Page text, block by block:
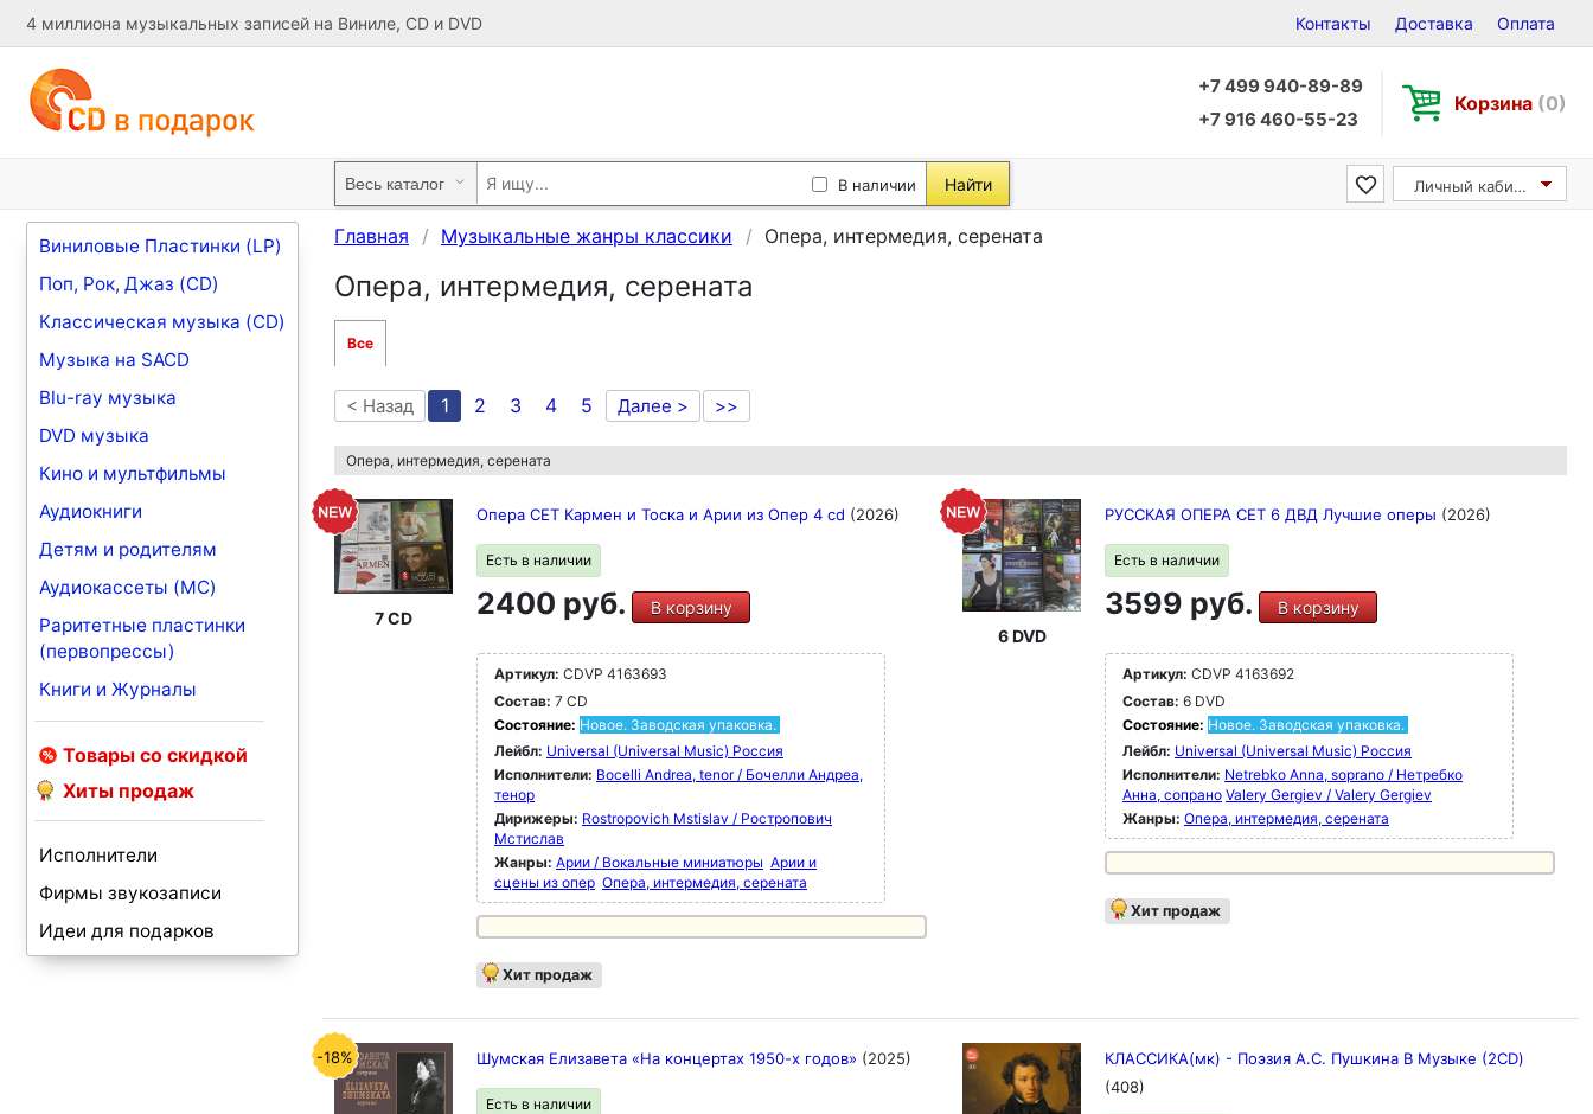
4 миллиона музыкальных записей на Виниле, CD и DVD Контакты Доставка Оплата
+7 499 940-89-89
+7 916 460-55-23
Корзина (0)
В наличии Найти Личный кабинет
Виниловые Пластинки (LP)
Поп, Рок, Джаз (CD)
Классическая музыка (CD)
Музыка на SACD
Blu-ray музыка
DVD музыка
Кино и мультфильмы
Аудиокниги
Детям и родителям
Аудиокассеты (MC)
Раритетные пластинки
(первопрессы)
Книги и Журналы
Товары со скидкой
Хиты продаж
Исполнители
Фирмы звукозаписи
Идеи для подарков
Главная Музыкальные жанры классики Опера, интермедия, серената
Опера, интермедия, серената
Все
< Назад 1 2 3 4 5 Далее > >>
Опера, интермедия, серената
7 CD
Опера СЕТ Кармен и Тоска и Арии из Опер 4 cd (2026)
Есть в наличии
2400 руб. В корзину
Артикул: CDVP 4163693
Состав: 7 CD
Состояние: Новое. Заводская упаковка.
Лейбл: Universal (Universal Music) Россия
Исполнители: Bocelli Andrea, tenor / Бочелли Андреа,
тенор
Дирижеры: Rostropovich Mstislav / Ростропович
Мстислав
Жанры: Арии / Вокальные миниатюры Арии и
сцены из опер Опера, интермедия, серената
Хит продаж
6 DVD
РУССКАЯ ОПЕРА СЕТ 6 ДВД Лучшие оперы (2026)
Есть в наличии
3599 руб. В корзину
Артикул: CDVP 4163692
Состав: 6 DVD
Состояние: Новое. Заводская упаковка.
Лейбл: Universal (Universal Music) Россия
Исполнители: Netrebko Anna, soprano / Нетребко
Анна, сопрано Valery Gergiev / Valery Gergiev
Жанры: Опера, интермедия, серената
Хит продаж
-18% Шумская Елизавета «На концертах 1950-х годов» (2025)
Есть в наличии
КЛАССИКА(мк) - Поэзия А.С. Пушкина В Музыке (2CD)
(408)